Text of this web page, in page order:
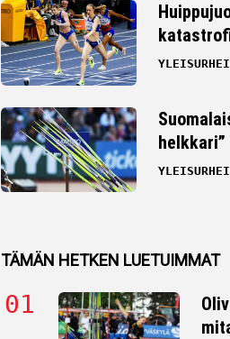
helkkari”
TÄMÄN HETKEN LUETUIMMAT